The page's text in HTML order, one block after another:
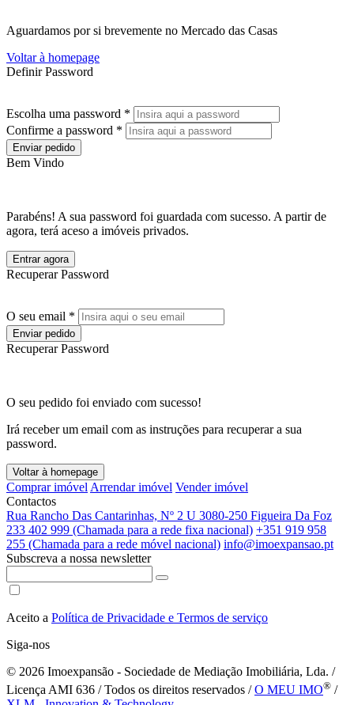
Aguardamos por si brevemente no Mercado das Casas
Voltar à homepage
Definir Password
Escolha uma password *
Confirme a password *
Enviar pedido
Bem Vindo
Parabéns! A sua password foi guardada com sucesso. A partir de
agora, terá aceso a imóveis privados.
Entrar agora
Recuperar Password
O seu email *
Enviar pedido
Recuperar Password
O seu pedido foi enviado com sucesso!
Irá receber um email com as instruções para recuperar a sua
password.
Voltar à homepage
Comprar imóvelArrendar imóvel Vender imóvel
Contactos
Rua Rancho Das Cantarinhas, Nº 2 U 3080-250 Figueira Da Foz
233 402 999 (Chamada para a rede fixa nacional) +351 919 958
255 (Chamada para a rede móvel nacional) info@imoexpansao.pt
Subscreva a nossa newsletter
Aceito a Política de Privacidade e Termos de serviço
Siga-nos
© 2026 Imoexpansão - Sociedade de Mediação Imobiliária, Lda. /
Licença AMI 636 / Todos os direitos reservados /O MEU IMO® /